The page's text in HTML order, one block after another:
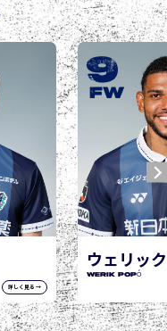
詳しく見る →
城後 寿
JOGO Hisashi
10
FW